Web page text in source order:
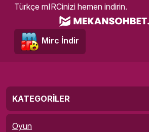
Türkçe mIRCinizi hemen indirin.
Mirc İndir
KATEGORILER
Oyun